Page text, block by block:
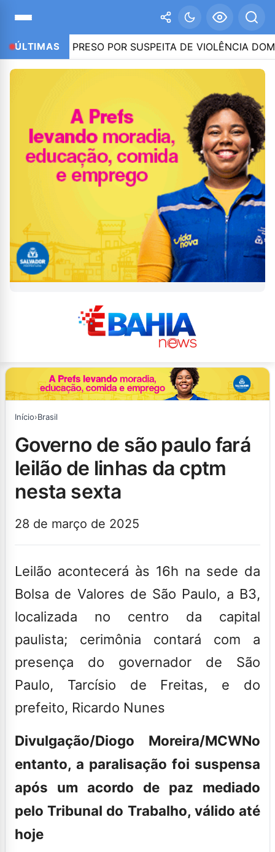
ÚLTIMAS
PRESO POR SUSPEITA DE VIOLÊNCIA DOMÉSTICA –
Início›Brasil
governo de são paulo fará
leilão de linhas da cptm
nesta sexta
28 de março de 2025
Leilão acontecerá às 16h na sede da
Bolsa de Valores de São Paulo, a B3,
localizada no centro da capital
paulista; cerimônia contará com a
presença do governador de São
Paulo, Tarcísio de Freitas, e do
prefeito, Ricardo Nunes
Divulgação/Diogo Moreira/MCWNo
entanto, a paralisação foi suspensa
após um acordo de paz mediado
pelo Tribunal do Trabalho, válido até
hoje